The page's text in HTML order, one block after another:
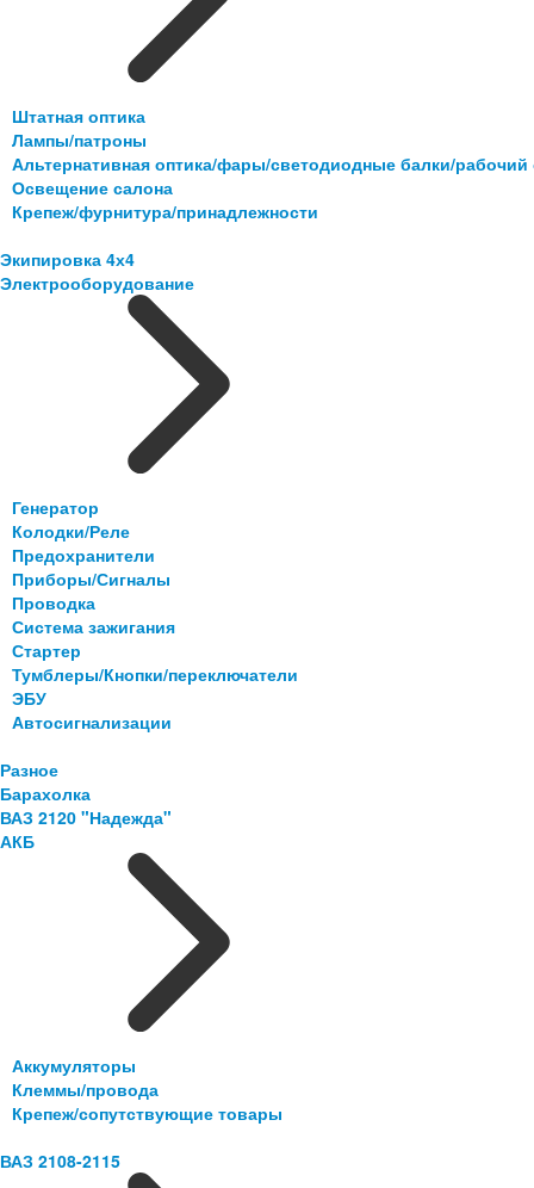
Штатная оптика
Лампы/патроны
Альтернативная оптика/фары/светодиодные балки/рабочий
Освещение салона
Крепеж/фурнитура/принадлежности
Экипировка 4х4
Электрооборудование
Генератор
Колодки/Реле
Предохранители
Приборы/Сигналы
Проводка
Система зажигания
Стартер
Тумблеры/Кнопки/переключатели
ЭБУ
Автосигнализации
Разное
Барахолка
ВАЗ 2120 "Надежда"
АКБ
Аккумуляторы
Клеммы/провода
Крепеж/сопутствующие товары
ВАЗ 2108-2115